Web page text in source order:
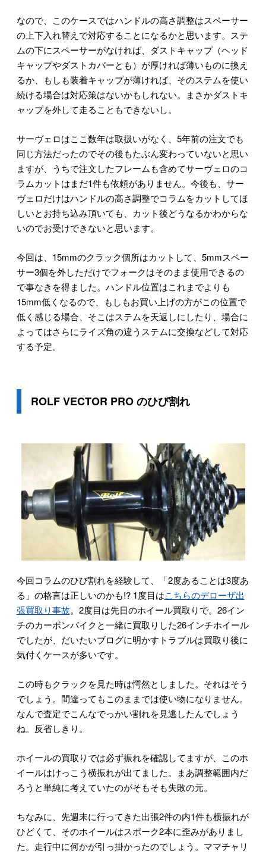
なので、このケースではハンドルの高さ調整はスペーサー
の上下入れ替えで対応することになるかと思います。ステ
ムの下にスペーサーがなければ、ダストキャップ（ヘッド
キャップやダストカバーとも）が厚ければ薄いものに換え
るか、もしも装着キャップが薄ければ、そのステムを使い
続ける場合は対応策はないかもしれない。まさかダストキ
ャップを外して走ることもできないし。
サーヴェロはここ数年は取扱いがなく、5年前の注文でも
同じ方法だったのでその後もたぶん変わっていないと思い
ますが、うちで注文したフレームも含めてサーヴェロのコ
ラムカットはまだ1件も依頼がありません。今後も、サー
ヴェロだけはハンドルの高さ調整でコラムをカットしてほ
しいとお持ち込み頂いても、カット後どうなるかわからな
いのでお受けできないと思います。
今回は、15mmのクラック個所はカットして、5mmスペー
サー3個を外しただけでフォークはそのまま使用できるの
で事なきを得ました。ハンドル位置はこれまでよりも
15mm低くなるので、もしもお買い上げの方がこの位置で
低く感じる場合、そこはステムを天返しにしたり、場合に
よってはさらにライズ角の違うステムに交換などして対応
する予定。
ROLF VECTOR PRO のひび割れ
今回コラムのひび割れを経験して、「2度あることは3度あ
る」の格言は正しいのかも!? 1度目はこちらのデローザ出
張買取り事故。2度目は先日のホイール買取りで。26イン
チのカーボンバイクと一緒に買取りした26インチホイール
でしたが、だいたいブログに明かすトラブルは買取り後に
気付くケースが多いです。
この時もクラックを見た時は愕然としました。それはそう
でしょう。間違ってもこのままでは使い物になりません。
なんで査定でこんなでっかい割れを見逃したんでしょう
ね。反省しきり。
ホイールの買取りでは必ず振れを確認してますが、このホ
イールはけっこう横振れが出てました。まあ調整範囲内だ
ろうと単純に考えていたのがそもそも失敗の元。
ちなみに、先週末に行ってきた出張2件の内1件も横振れが
ひどくて、そのホイールはスポーク2本に歪みがありまし
た。走行中に何かが引っ掛かったのでしょう。ママチャリ